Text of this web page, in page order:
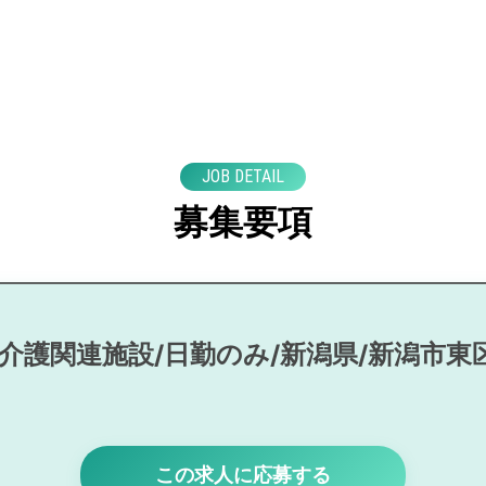
JOB DETAIL
募集要項
護関連施設/日勤のみ/新潟県/新潟市東
この求人に応募する